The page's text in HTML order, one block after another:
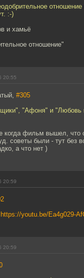
:-)
и хамьё
отношение"
20:55
#305
"Афоня" и "Любовь
фильм вышел, что
советы были - тут без
а что нет )
20:59
https://youtu.be/Ea4g029-
20:59